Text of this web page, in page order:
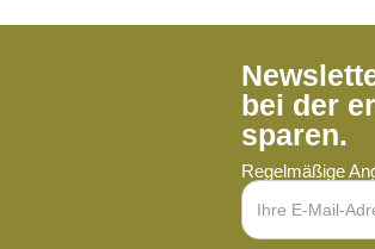
bei der
sparen.
Regelmäßige